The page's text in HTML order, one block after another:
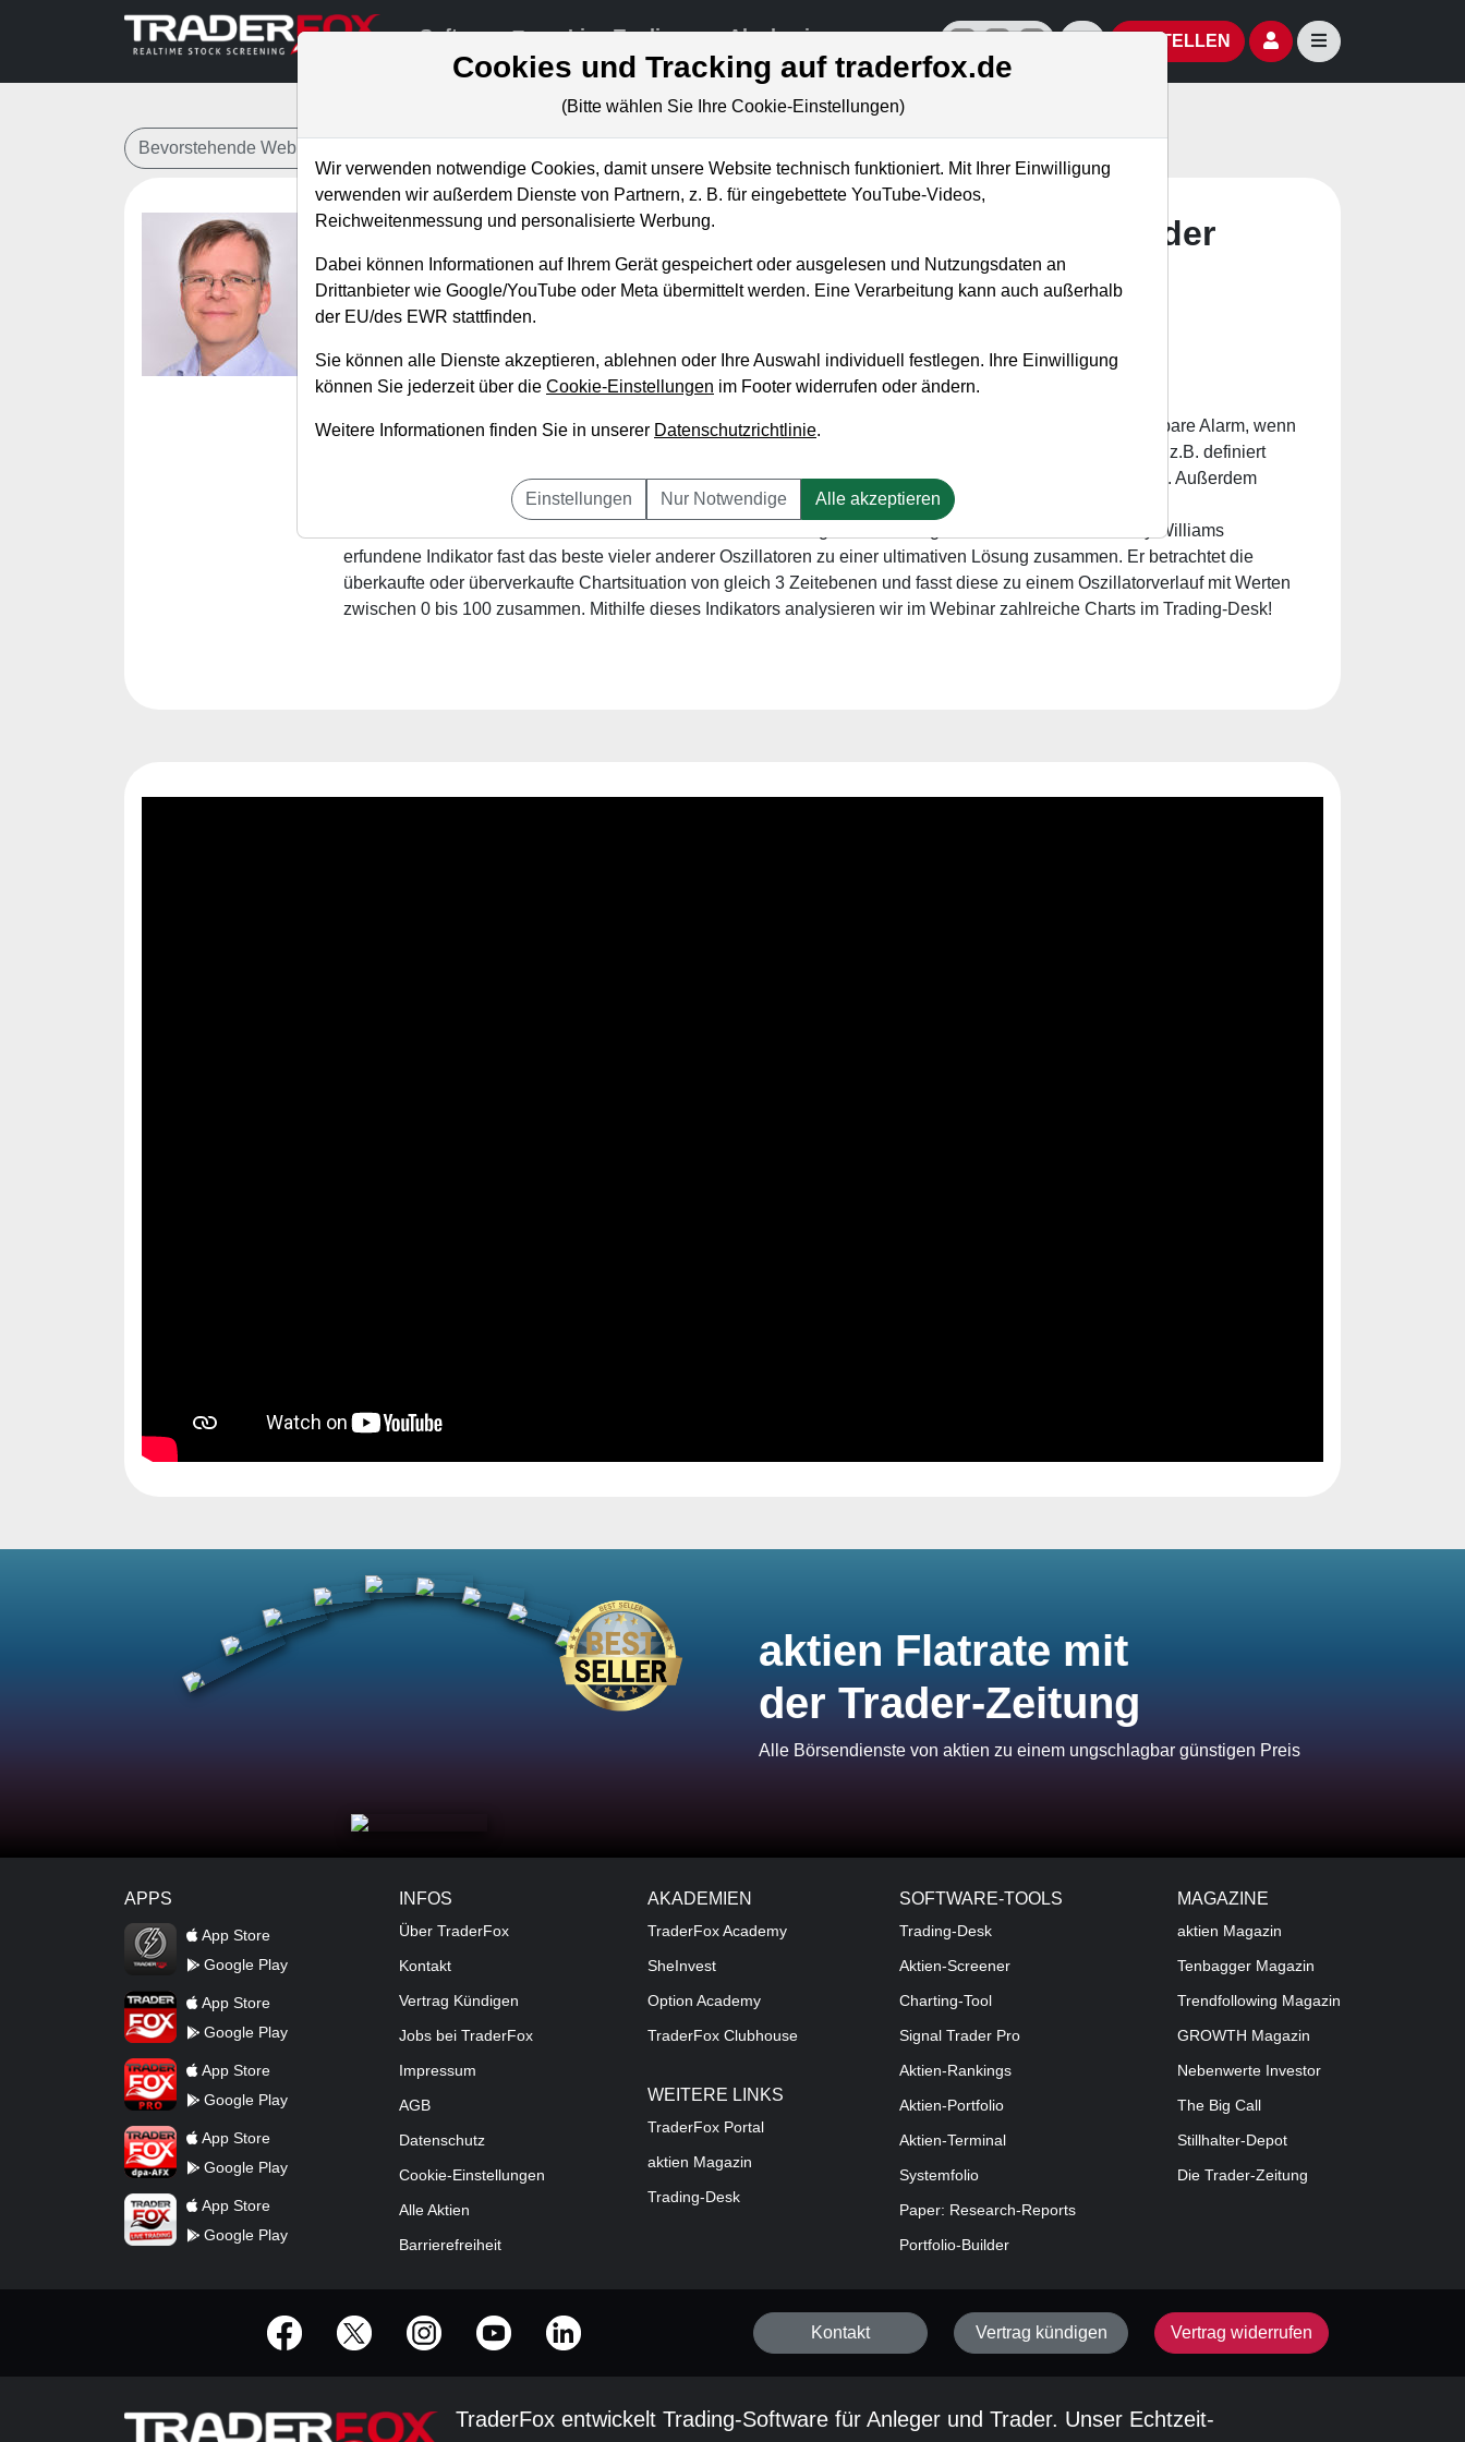
Software Live-Trading Akademie offizielle Social Media-AccountsAktien- und Artikelsuche öffnen
BESTELLEN Seitennavigation
Bevorstehende Webinare
Entwicklerkonferenz: Nutzer-Alarme verfeinert & der
Ultimate Oszillator Indikator
Referent:Martin König
Diese Woche stellen wir die neue Funktion der Nutzer-Alarme nochmal detaillierter vor. Der frei konfigurierbare Alarm, wenn
der Kurs einer Aktie einen Gleitenden Durchschnitt kreuzt, kann noch genauer spezifiziert werden. So kann z.B. definiert
werden, ob nur das Kreuzen von unten nach oben bzw. nur von oben nach unten einen Alarm auslösen soll. Außerdem
können die Alarme als "Einmalalarme" oder "Daueralarme" eingestellt werden.
Als neuer Indikator wird der "Ultimate Oszillator" in das Trading-Desk mit aufgenommen. Dieser von Larry Williams
erfundene Indikator fast das beste vieler anderer Oszillatoren zu einer ultimativen Lösung zusammen. Er betrachtet die
überkaufte oder überverkaufte Chartsituation von gleich 3 Zeitebenen und fasst diese zu einem Oszillatorverlauf mit Werten
zwischen 0 bis 100 zusammen. Mithilfe dieses Indikators analysieren wir im Webinar zahlreiche Charts im Trading-Desk!
aktien Flatrate mit
der Trader-Zeitung
Alle Börsendienste von aktien zu einem ungschlagbar günstigen Preis
APPS
TraderFox Flash
App Store
Google Play
TraderFox AppApp Store
Google Play
TraderFox ProApp Store
Google Play
TraderFox dpa-AFX ProFeed
App Store
Google Play
TraderFox Live Trading
App Store
Google Play
INFOS
Über TraderFox
Kontakt
Vertrag Kündigen
Jobs bei TraderFox
Impressum
AGB
Datenschutz
Cookie-Einstellungen
Alle Aktien
Barrierefreiheit
AKADEMIEN
TraderFox Academy
SheInvest
Option Academy
TraderFox Clubhouse
WEITERE LINKS
TraderFox Portal
aktien Magazin
Trading-Desk
SOFTWARE-TOOLS
Trading-Desk
Aktien-Screener
Charting-Tool
Signal Trader Pro
Aktien-Rankings
Aktien-Portfolio
Aktien-Terminal
Systemfolio
Paper: Research-Reports
Portfolio-Builder
MAGAZINE
aktien Magazin
Tenbagger Magazin
Trendfollowing Magazin
GROWTH Magazin
Nebenwerte Investor
The Big Call
Stillhalter-Depot
Die Trader-Zeitung
offizielle Social Media-Accounts
Kontakt Vertrag kündigen Vertrag widerrufen
TraderFox entwickelt Trading-Software für Anleger und Trader. Unser Echtzeit-
Cookies und Tracking auf traderfox.de
(Bitte wählen Sie Ihre Cookie-Einstellungen)
Wir verwenden notwendige Cookies, damit unsere Website technisch funktioniert. Mit Ihrer Einwilligung
verwenden wir außerdem Dienste von Partnern, z. B. für eingebettete YouTube-Videos,
Reichweitenmessung und personalisierte Werbung.
Dabei können Informationen auf Ihrem Gerät gespeichert oder ausgelesen und Nutzungsdaten an
Drittanbieter wie Google/YouTube oder Meta übermittelt werden. Eine Verarbeitung kann auch außerhalb
der EU/des EWR stattfinden.
Sie können alle Dienste akzeptieren, ablehnen oder Ihre Auswahl individuell festlegen. Ihre Einwilligung
können Sie jederzeit über die Cookie-Einstellungen im Footer widerrufen oder ändern.
Weitere Informationen finden Sie in unserer Datenschutzrichtlinie.
Einstellungen Nur Notwendige Alle akzeptieren